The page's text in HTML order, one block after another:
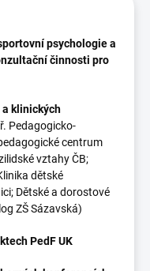
psychologie a
činnosti pro
a klinických
Pedagogicko-
centrum
vztahy ČB;
dětské
Dětské a dorostové
ZŠ Sázavská)
PedF UK